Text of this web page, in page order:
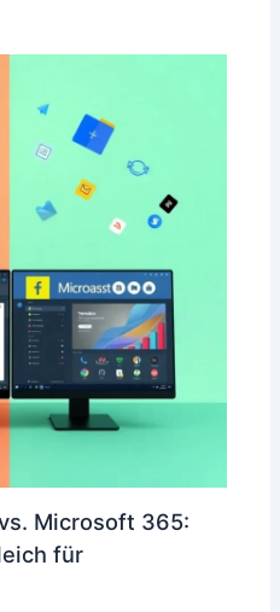
Microsoft 365:
für